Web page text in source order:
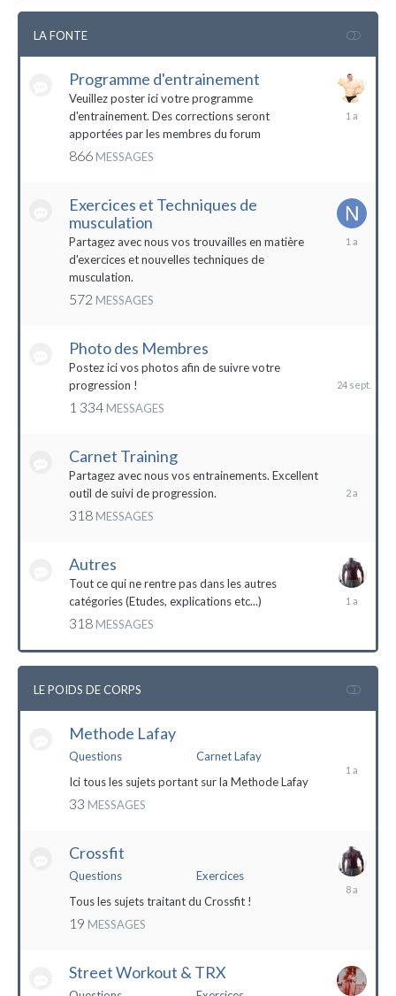
LA FONTE
Programme d'entrainement
Veuillez poster ici votre programme
d'entrainement. Des corrections seront
apportées par les membres du forum
866 MESSAGES
20
Exercices et Techniques de
musculation
Partagez avec nous vos trouvailles en matière
d'exercices et nouvelles techniques de
musculation.
572 MESSAGES
25
Photo des Membres
Postez ici vos photos afin de suivre votre
progression !
1 334 MESSAGES
2023
Carnet Training
Partagez avec nous vos entrainements. Excellent
outil de suivi de progression.
318 MESSAGES
2022
Autres
Tout ce qui ne rentre pas dans les autres
catégories (Etudes, explications etc...)
318 MESSAGES
10
LE POIDS DE CORPS
Methode Lafay
Questions
Carnet Lafay
Ici tous les sujets portant sur la Methode Lafay
33 MESSAGES
2023
Crossfit
Questions
Exercices
Tous les sujets traitant du Crossfit !
19 MESSAGES
27
Street Workout & TRX